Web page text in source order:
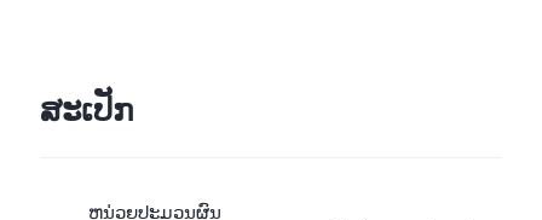
ສະເປັກ
ຫນ່ວຍປະມວນຜົນ